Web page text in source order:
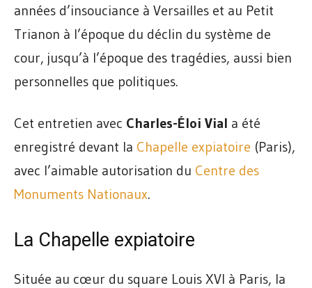
années d’insouciance à Versailles et au Petit
Trianon à l’époque du déclin du système de
cour, jusqu’à l’époque des tragédies, aussi bien
personnelles que politiques.
Cet entretien avec Charles-Éloi Vial a été
enregistré devant la Chapelle expiatoire (Paris),
avec l’aimable autorisation du Centre des
Monuments Nationaux.
La Chapelle expiatoire
Située au cœur du square Louis XVI à Paris, la